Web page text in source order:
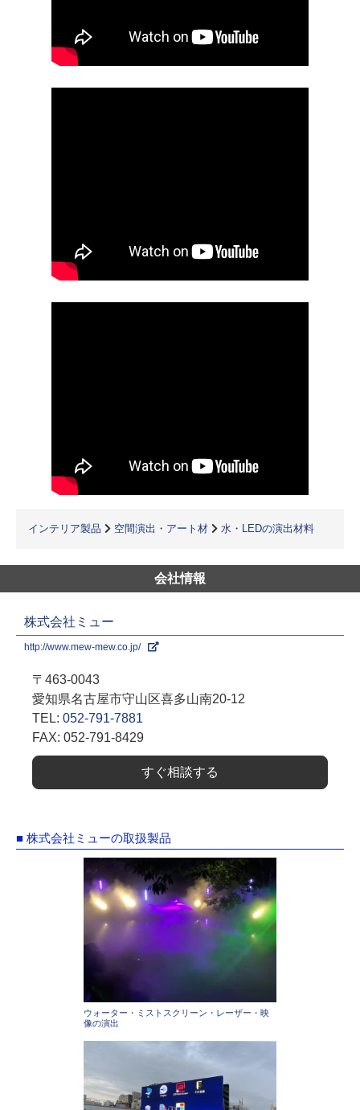
インテリア製品 空間演出・アート材 水・LEDの演出材料
会社情報
株式会社ミュー
http://www.mew-mew.co.jp/
〒463-0043
愛知県名古屋市守山区喜多山南20-12
TEL: 052-791-7881
FAX: 052-791-8429
すぐ相談する
■ 株式会社ミューの取扱製品
ウォーター・ミストスクリーン・レーザー・映
像の演出